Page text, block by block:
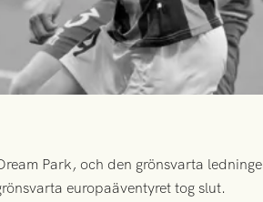
Park, och den grönsvarta
europaäventyret tog slut.